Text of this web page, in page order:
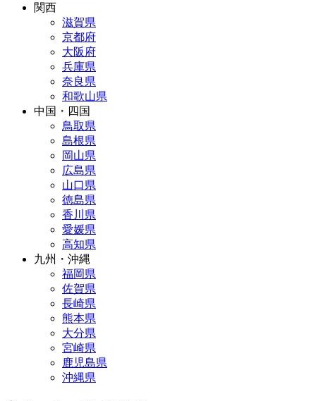
関西
滋賀県
京都府
大阪府
兵庫県
奈良県
和歌山県
中国・四国
鳥取県
島根県
岡山県
広島県
山口県
徳島県
香川県
愛媛県
高知県
九州・沖縄
福岡県
佐賀県
長崎県
熊本県
大分県
宮崎県
鹿児島県
沖縄県